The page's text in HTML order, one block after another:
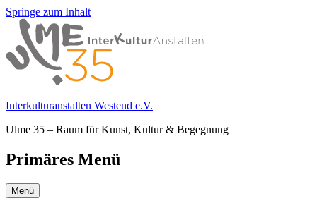
Springe zum Inhalt
Interkulturanstalten Westend e.V.
Ulme 35 – Raum für Kunst, Kultur & Begegnung
Primäres Menü
Menü